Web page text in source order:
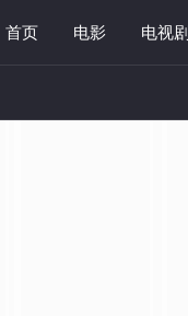
首页 电影 电视剧